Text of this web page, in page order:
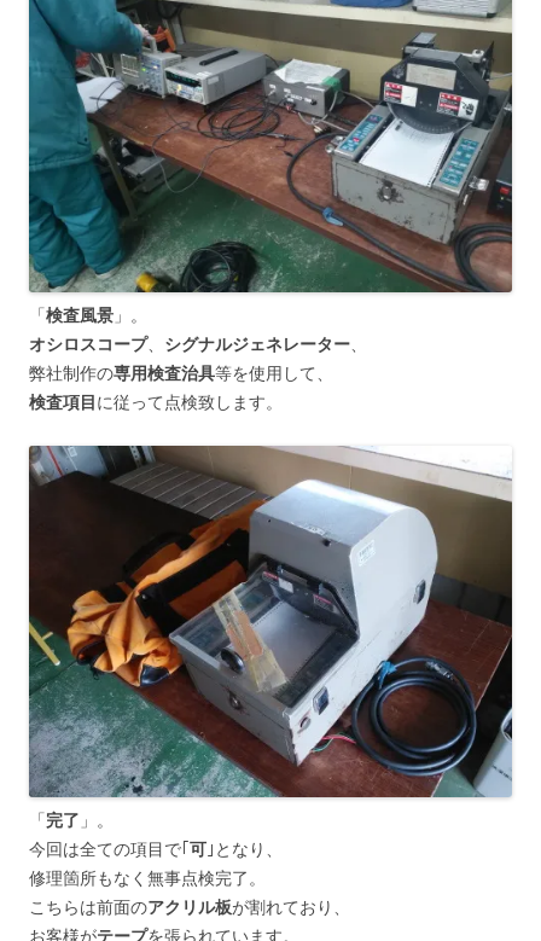
「検査風景 」。
オシロスコープ、 シグナルジェネレーター
弊社制作の専用検査治具等を使用して、
検査項目に従って点検致します。
「完了 」。
今回は全ての項目で｢可 ｣となり、
修理箇所もなく無事点検完了。
こちらは前面のアクリル板が割れており、
お客様がテープを張られています。